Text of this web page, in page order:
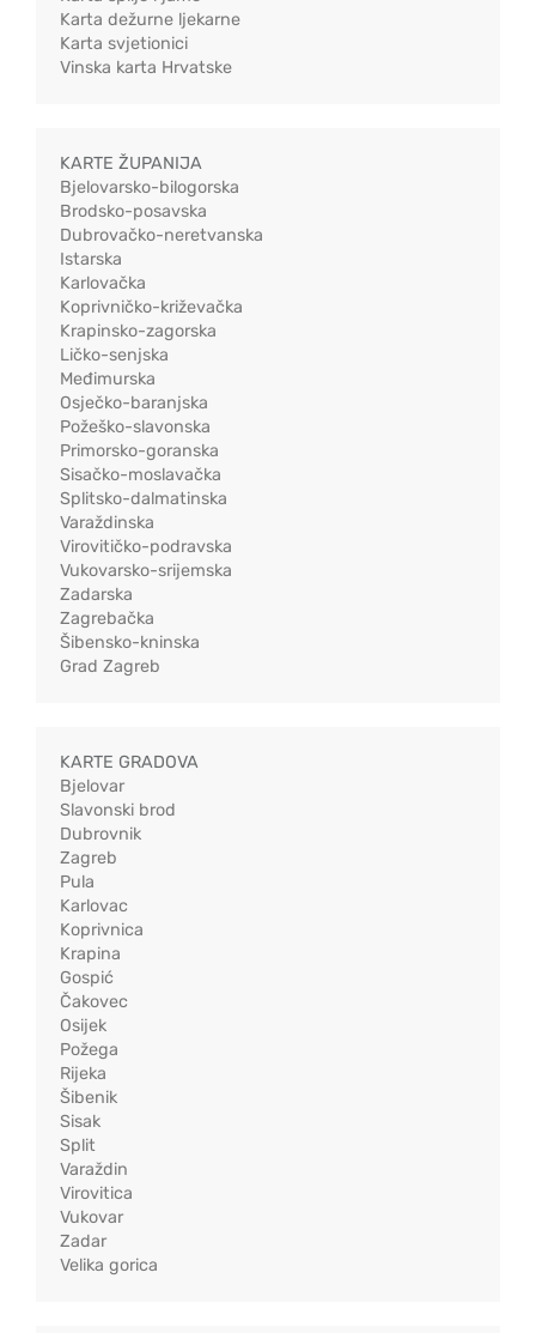
Karta dežurne ljekarne
Karta svjetionici
Vinska karta Hrvatske
KARTE ŽUPANIJA
Bjelovarsko-bilogorska
Brodsko-posavska
Dubrovačko-neretvanska
Istarska
Karlovačka
Koprivničko-križevačka
Krapinsko-zagorska
Ličko-senjska
Međimurska
Osječko-baranjska
Požeško-slavonska
Primorsko-goranska
Sisačko-moslavačka
Splitsko-dalmatinska
Varaždinska
Virovitičko-podravska
Vukovarsko-srijemska
Zadarska
Zagrebačka
Šibensko-kninska
Grad Zagreb
KARTE GRADOVA
Bjelovar
Slavonski brod
Dubrovnik
Zagreb
Pula
Karlovac
Koprivnica
Krapina
Gospić
Čakovec
Osijek
Požega
Rijeka
Šibenik
Sisak
Split
Varaždin
Virovitica
Vukovar
Zadar
Velika gorica